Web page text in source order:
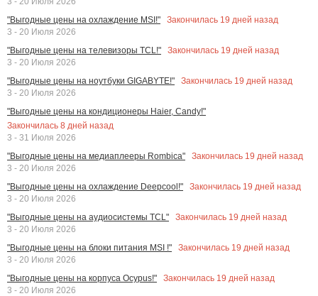
"Выгодные цены на охлаждение MSI!"
Закончилась 19 дней назад
3 - 20 Июля 2026
"Выгодные цены на телевизоры TCL!"
Закончилась 19 дней назад
3 - 20 Июля 2026
"Выгодные цены на ноутбуки GIGABYTE!"
Закончилась 19 дней назад
3 - 20 Июля 2026
"Выгодные цены на кондиционеры Haier, Candy!"
Закончилась 8 дней назад
3 - 31 Июля 2026
"Выгодные цены на медиаплееры Rombica"
Закончилась 19 дней назад
3 - 20 Июля 2026
"Выгодные цены на охлаждение Deepcool!"
Закончилась 19 дней назад
3 - 20 Июля 2026
"Выгодные цены на аудиосистемы TCL"
Закончилась 19 дней назад
3 - 20 Июля 2026
"Выгодные цены на блоки питания MSI !"
Закончилась 19 дней назад
3 - 20 Июля 2026
"Выгодные цены на корпуса Ocypus!"
Закончилась 19 дней назад
3 - 20 Июля 2026